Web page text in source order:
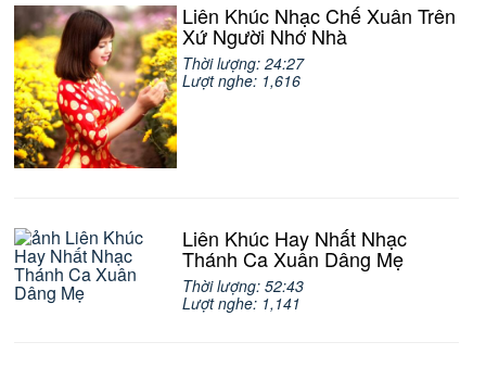
Liên Khúc Nhạc Chế Xuân Trên
Xứ Người Nhớ Nhà
Thời lượng: 24:27
Lượt nghe: 1,616
Liên Khúc Hay Nhất Nhạc
Thánh Ca Xuân Dâng Mẹ
Thời lượng: 52:43
Lượt nghe: 1,141